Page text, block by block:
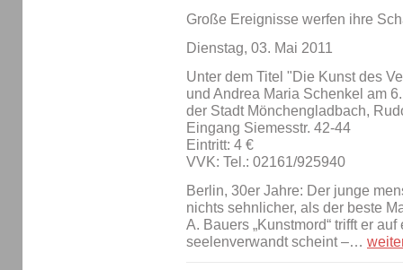
Große Ereignisse werfen ihre
Dienstag, 03. Mai 2011
Unter dem Titel "Die Kunst des
und Andrea Maria Schenkel am
der Stadt Mönchengladbach,
Eingang Siemesstr. 42-44
Eintritt: 4 €
VVK: Tel.: 02161/925940
Berlin, 30er Jahre: Der junge
nichts sehnlicher, als der beste
A. Bauers „Kunstmord“ trifft er
seelenverwandt scheint –…